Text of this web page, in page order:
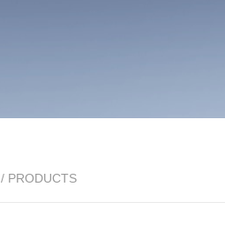
/ PRODUCTS